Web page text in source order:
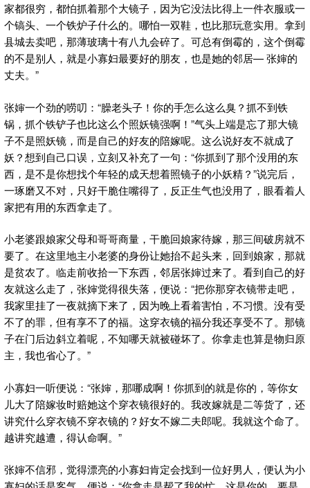
家都很穷，都怕抓着那个大镜子，因为它没法比得上一件衣服或一
个镐头、一个铁炉子什么的。哪怕一双鞋，也比那玩意实用。拿到
县城去卖吧，那薄玻璃十有八九会碎了。可总有倒霉的，这个倒霉
的不是别人，就是小寡妇最要好的朋友，也是她的邻居— 张婶的
丈夫。”
张婶一个劲的唠叨：“臊老头子！你的手怎么这么臭？抓不到铁
锅，抓个铁铲子也比这么个照妖镜强啊！”气头上端是忘了那大镜
子不是照妖镜，而是自己的好友的陪嫁呢。这么说好友不就成了
妖？想到自己口误，立刻又补充了一句：“你抓到了那个没用的东
西，是不是你想找个年轻的成天想着照镜子的小妖精？”说完后，
一琢磨又不对，只好干脆住嘴得了，反正生气也没用了，眼看着人
家把有用的东西拿走了。
小老婆跟娘家父母和哥哥商量，干脆回娘家待嫁，那三间破房就不
要了。在这里地主小老婆的身份让她抬不起头来，回到娘家，那就
是贫农了。临走前收拾一下东西，邻居张婶过来了。看到自己的好
友就这么走了，张婶觉得很失落，便说：“把你那穿衣镜带走吧，
我家里挂了一夜就摘下来了，因为晚上看着害怕，不习惯。没有受
不了的罪，但有享不了的福。这穿衣镜的福分我还享受不了。那镜
子在门后边斜立着呢，不知哪天就被碰坏了。你拿走也算是物归原
主，我也省心了。”
小寡妇一听便说：“张婶，那哪成啊！你抓到的就是你的，等你女
儿大了陪嫁妆时赔她这个穿衣镜很好的。我改嫁就是二等货了，还
讲究什么穿衣镜不穿衣镜的？好女不嫁二夫郎呢。我就这个命了。
越讲究越遭，得认命啊。”
张婶不信邪，觉得漂亮的小寡妇肯定会找到一位好男人，便认为小